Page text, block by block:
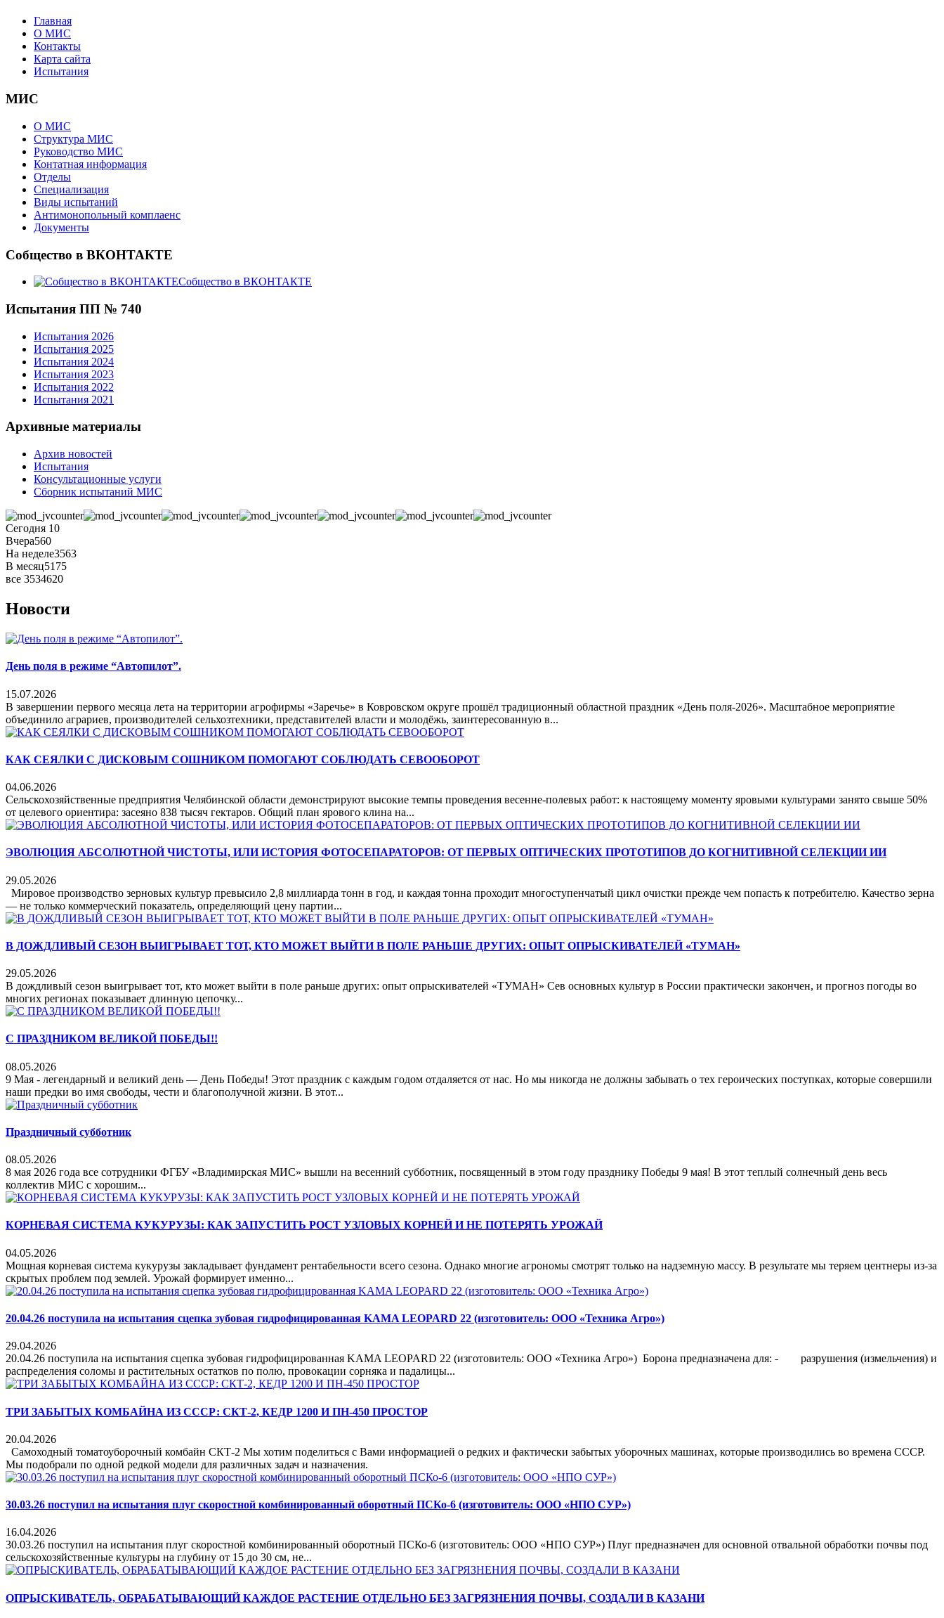
Главная
О МИС
Контакты
Карта сайта
Испытания
МИС
О МИС
Структура МИС
Руководство МИС
Контатная информация
Отделы
Специализация
Виды испытаний
Антимонопольный комплаенс
Документы
Собщество в ВКОНТАКТЕ
Собщество в ВКОНТАКТЕ
Испытания ПП № 740
Испытания 2026
Испытания 2025
Испытания 2024
Испытания 2023
Испытания 2022
Испытания 2021
Архивные материалы
Архив новостей
Испытания
Консультационные услуги
Сборник испытаний МИС
Сегодня 10
Вчера560
На неделе3563
В месяц5175
все 3534620
Новости
День поля в режиме “Автопилот”.
15.07.2026
В завершении первого месяца лета на территории агрофирмы «Заречье» в Ковровском округе прошёл традиционный областной праздник «День поля-2026». Масштабное мероприятие
объединило аграриев, производителей сельхозтехники, представителей власти и молодёжь, заинтересованную в...
КАК СЕЯЛКИ С ДИСКОВЫМ СОШНИКОМ ПОМОГАЮТ СОБЛЮДАТЬ СЕВООБОРОТ
04.06.2026
Сельскохозяйственные предприятия Челябинской области демонстрируют высокие темпы проведения весенне-полевых работ: к настоящему моменту яровыми культурами занято свыше 50%
от целевого ориентира: засеяно 838 тысяч гектаров. Общий план ярового клина на...
ЭВОЛЮЦИЯ АБСОЛЮТНОЙ ЧИСТОТЫ, ИЛИ ИСТОРИЯ ФОТОСЕПАРАТОРОВ: ОТ ПЕРВЫХ ОПТИЧЕСКИХ ПРОТОТИПОВ ДО КОГНИТИВНОЙ СЕЛЕКЦИИ ИИ
29.05.2026
Мировое производство зерновых культур превысило 2,8 миллиарда тонн в год, и каждая тонна проходит многоступенчатый цикл очистки прежде чем попасть к потребителю. Качество зерна
— не только коммерческий показатель, определяющий цену партии...
В ДОЖДЛИВЫЙ СЕЗОН ВЫИГРЫВАЕТ ТОТ, КТО МОЖЕТ ВЫЙТИ В ПОЛЕ РАНЬШЕ ДРУГИХ: ОПЫТ ОПРЫСКИВАТЕЛЕЙ «ТУМАН»
29.05.2026
В дождливый сезон выигрывает тот, кто может выйти в поле раньше других: опыт опрыскивателей «ТУМАН» Сев основных культур в России практически закончен, и прогноз погоды во
многих регионах показывает длинную цепочку...
С ПРАЗДНИКОМ ВЕЛИКОЙ ПОБЕДЫ!!
08.05.2026
9 Мая - легендарный и великий день — День Победы! Этот праздник с каждым годом отдаляется от нас. Но мы никогда не должны забывать о тех героических поступках, которые совершили
наши предки во имя свободы, чести и благополучной жизни. В этот...
Праздничный субботник
08.05.2026
8 мая 2026 года все сотрудники ФГБУ «Владимирская МИС» вышли на весенний субботник, посвященный в этом году празднику Победы 9 мая! В этот теплый солнечный день весь
коллектив МИС с хорошим...
КОРНЕВАЯ СИСТЕМА КУКУРУЗЫ: КАК ЗАПУСТИТЬ РОСТ УЗЛОВЫХ КОРНЕЙ И НЕ ПОТЕРЯТЬ УРОЖАЙ
04.05.2026
Мощная корневая система кукурузы закладывает фундамент рентабельности всего сезона. Однако многие агрономы смотрят только на надземную массу. В результате мы теряем центнеры из-за
скрытых проблем под землей. Урожай формирует именно...
20.04.26 поступила на испытания сцепка зубовая гидрофицированная KAMA LEOPARD 22 (изготовитель: ООО «Техника Агро»)
29.04.2026
20.04.26 поступила на испытания сцепка зубовая гидрофицированная KAMA LEOPARD 22 (изготовитель: ООО «Техника Агро») Борона предназначена для: ˗ разрушения (измельчения) и
распределения соломы и растительных остатков по полю, провокации сорняка и падалицы...
ТРИ ЗАБЫТЫХ КОМБАЙНА ИЗ СССР: СКТ-2, КЕДР 1200 И ПН-450 ПРОСТОР
20.04.2026
Самоходный томатоуборочный комбайн СКТ-2 Мы хотим поделиться с Вами информацией о редких и фактически забытых уборочных машинах, которые производились во времена СССР.
Мы подобрали по одной редкой модели для различных задач и назначения.
30.03.26 поступил на испытания плуг скоростной комбинированный оборотный ПСКо-6 (изготовитель: ООО «НПО СУР»)
16.04.2026
30.03.26 поступил на испытания плуг скоростной комбинированный оборотный ПСКо-6 (изготовитель: ООО «НПО СУР») Плуг предназначен для основной отвальной обработки почвы под
сельскохозяйственные культуры на глубину от 15 до 30 см, не...
ОПРЫСКИВАТЕЛЬ, ОБРАБАТЫВАЮЩИЙ КАЖДОЕ РАСТЕНИЕ ОТДЕЛЬНО БЕЗ ЗАГРЯЗНЕНИЯ ПОЧВЫ, СОЗДАЛИ В КАЗАНИ